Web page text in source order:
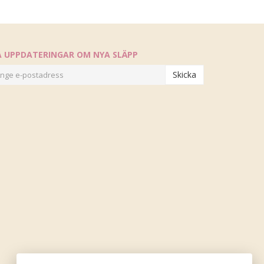
UPPDATERINGAR OM NYA SLÄPP
Skicka